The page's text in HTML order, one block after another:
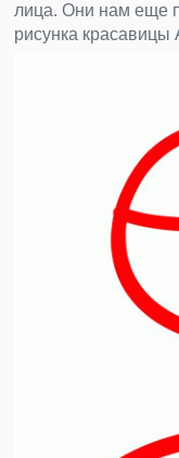
лица. Они нам еще
рисунка красавицы